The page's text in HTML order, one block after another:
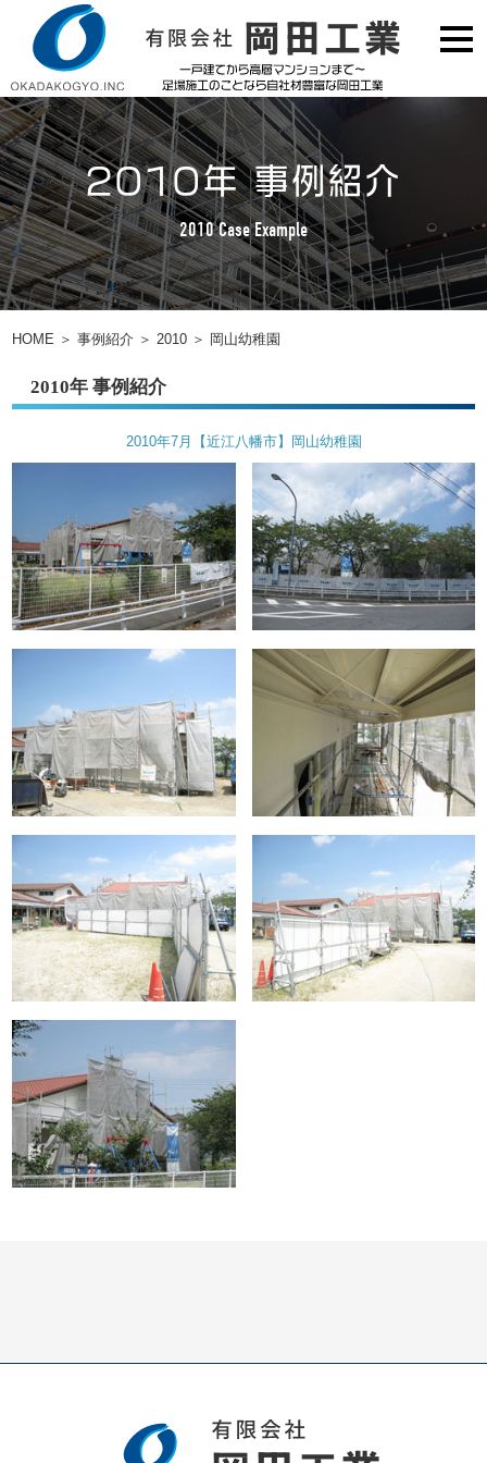
2010年 事例紹介
2010 Case Example
HOME ＞事例紹介 ＞2010 ＞ 岡山幼稚園
2010年 事例紹介
2010年7月【近江八幡市】岡山幼稚園